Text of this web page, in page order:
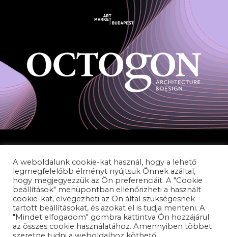
ADATVÉDELEM
PANASZKEZELÉS
A weboldalunk cookie-kat használ, hogy a lehető
legmegfelelőbb élményt nyújtsuk Önnek azáltal,
hogy megjegyezzük az Ön preferenciáit. A "Cookie
beállítások" menüpontban ellenőrizheti a használt
cookie-kat, elvégezheti az Ön által szükségesnek
tartott beállításokat, és azokat el is tudja menteni. A
"Mindet elfogadom" gombra kattintva Ön hozzájárul
az összes cookie használatához. Amennyiben többet